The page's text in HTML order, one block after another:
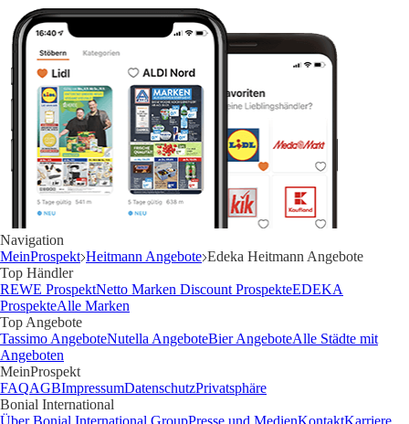
Navigation
MeinProspekt Heitmann Angebote Edeka Heitmann Angebote
Top Händler
REWE ProspektNetto Marken Discount ProspekteEDEKA
ProspekteAlle Marken
Top Angebote
Tassimo AngeboteNutella AngeboteBier AngeboteAlle Städte mit
Angeboten
MeinProspekt
FAQAGBImpressumDatenschutzPrivatsphäre
Bonial International
Über Bonial International GroupPresse und MedienKontaktKarriere